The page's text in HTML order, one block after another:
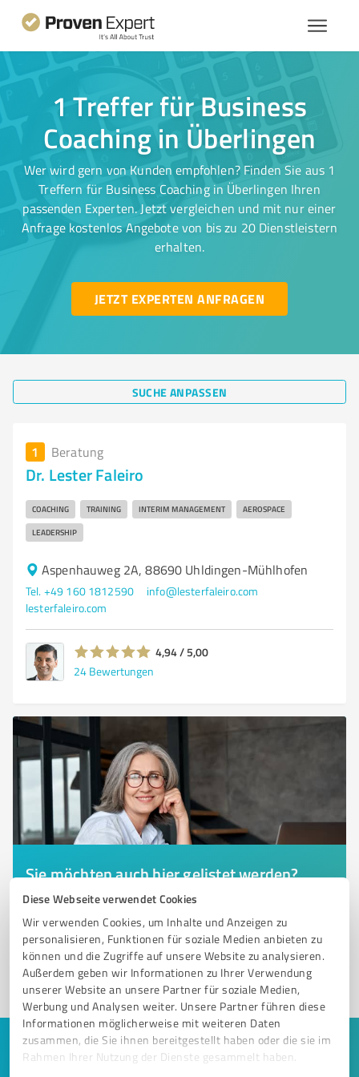
Diese Webseite verwendet Cookies
Wir verwenden Cookies, um Inhalte und Anzeigen zu
personalisieren, Funktionen für soziale Medien anbieten zu
können und die Zugriffe auf unsere Website zu analysieren.
Außerdem geben wir Informationen zu Ihrer Verwendung
unserer Website an unsere Partner für soziale Medien,
Werbung und Analysen weiter. Unsere Partner führen diese
Informationen möglicherweise mit weiteren Daten
zusammen, die Sie ihnen bereitgestellt haben oder die sie im
Rahmen Ihrer Nutzung der Dienste gesammelt haben.
1 Treffer für Business
Coaching in Überlingen
Wer wird gern von Kunden empfohlen? Finden Sie aus 1
Treffern für Business Coaching in Überlingen Ihren
passenden Experten. Jetzt vergleichen und mit nur einer
Anfrage kostenlos Angebote von bis zu 20 Dienstleistern
erhalten.
JETZT EXPERTEN ANFRAGEN
SUCHE ANPASSEN
1 Beratung
Dr. Lester Faleiro
COACHING TRAINING INTERIM MANAGEMENT AEROSPACE
LEADERSHIP
Aspenhauweg 2A, 88690 Uhldingen-Mühlhofen
Tel. +49 160 1812590
info@lesterfaleiro.com
lesterfaleiro.com
4,94 / 5,00
24 Bewertungen
Sie möchten auch hier gelistet werden?
Registrieren Sie sich jetzt und werden Sie ein von
Kunden empfohlener ProvenExpert!
1
Keine Zeit für lange Recherchen und E-